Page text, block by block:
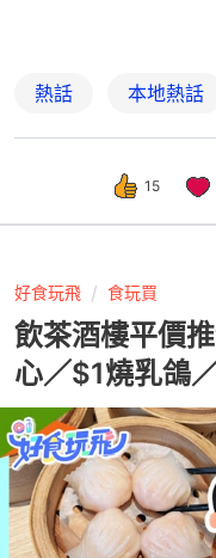
熱話 本地熱話
15
好食玩飛 食玩買
飲茶酒樓平價
心／$1燒乳鴿